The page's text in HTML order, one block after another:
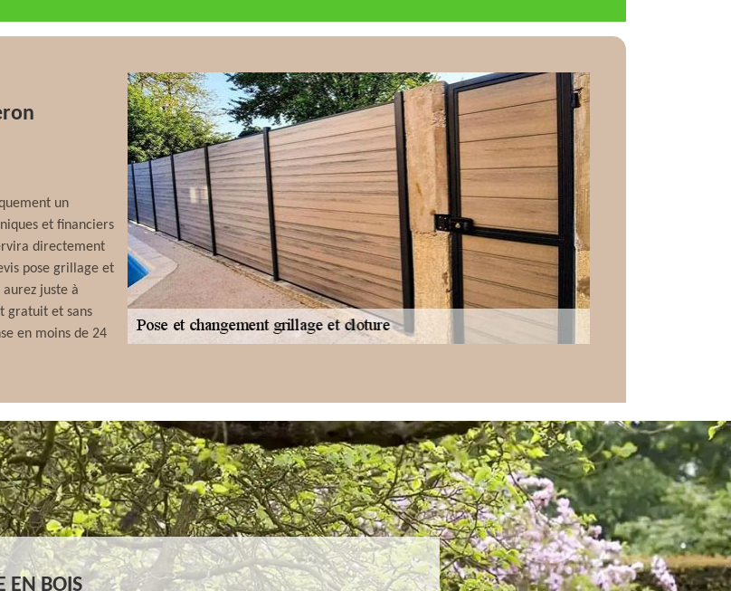
un
et financiers
directement
pose grillage et
juste à
gratuit et sans
en moins de 24
EN BOIS